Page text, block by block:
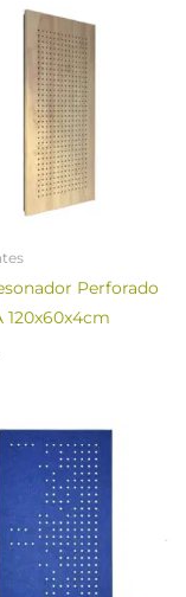
Perforado
120x60x4cm
Price
range:
$104.601
through
$108.409